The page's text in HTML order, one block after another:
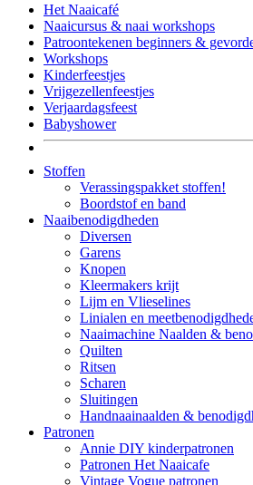
Het Naaicafé
Naaicursus & naai workshops
Patroontekenen beginners &
Workshops
Kinderfeestjes
Vrijgezellenfeestjes
Verjaardagsfeest
Babyshower
Stoffen
Verassingspakket stoffen!
Boordstof en band
Naaibenodigdheden
Diversen
Garens
Knopen
Kleermakers krijt
Lijm en Vlieselines
Linialen en
Naaimachine Naalden &
Quilten
Ritsen
Scharen
Sluitingen
Handnaainaalden &
Patronen
Annie DIY kinderpatronen
Patronen Het Naaicafe
Vintage Vogue patronen